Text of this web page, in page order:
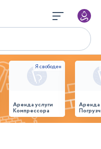
Аренда услуги
Компрессора